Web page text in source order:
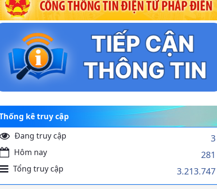
kê truy cập
Đang truy cập
3
Hôm nay 281
Tổng truy cập 3.213.747